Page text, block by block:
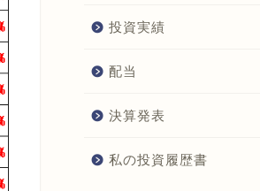
投資実績
配当
決算発表
私の投資履歴書